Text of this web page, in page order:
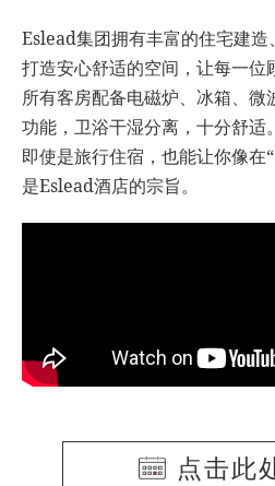
Eslead集团拥有丰富的住宅建
打造安心舒适的空间，让每一位
所有客房配备电磁炉、冰箱、微
功能，卫浴干湿分离，十分舒适。
即使是旅行住宿，也能让你像在
是Eslead酒店的宗旨。
点击此